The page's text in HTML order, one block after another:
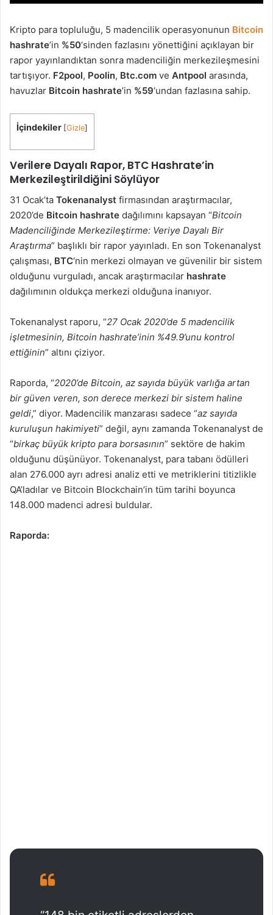
Kripto para topluluğu, 5 madencilik operasyonunun Bitcoin
hashrate’in %50‘sinden fazlasını yönettiğini açıklayan bir
rapor yayınlandıktan sonra madenciliğin merkezileşmesini
tartışıyor. F2pool, Poolin, Btc.com ve Antpool arasında,
havuzlar Bitcoin hashrate’in %59‘undan fazlasına sahip.
İçindekiler [Gizle]
Verilere Dayalı Rapor, BTC Hashrate’in
Merkezileştirildiğini Söylüyor
31 Ocak’ta Tokenanalyst firmasından araştırmacılar,
2020’de Bitcoin hashrate dağılımını kapsayan “Bitcoin
Madenciliğinde Merkezileştirme: Veriye Dayalı Bir
Araştırma” başlıklı bir rapor yayınladı. En son Tokenanalyst
çalışması, BTC‘nin merkezi olmayan ve güvenilir bir sistem
olduğunu vurguladı, ancak araştırmacılar hashrate
dağılımının oldukça merkezi olduğuna inanıyor.
Tokenanalyst raporu, “27 Ocak 2020’de 5 madencilik
işletmesinin, Bitcoin hashrate’inin %49.9’unu kontrol
ettiğinin” altını çiziyor.
Raporda, “2020’de Bitcoin, az sayıda büyük varlığa artan
bir güven veren, son derece merkezi bir sistem haline
geldi,” diyor. Madencilik manzarası sadece “az sayıda
kuruluşun hakimiyeti” değil, aynı zamanda Tokenanalyst de
“birkaç büyük kripto para borsasının” sektöre de hakim
olduğunu düşünüyor. Tokenanalyst, para tabanı ödülleri
alan 276.000 ayrı adresi analiz etti ve metriklerini titizlikle
QA’ladılar ve Bitcoin Blockchain’in tüm tarihi boyunca
148.000 madenci adresi buldular.
Raporda: